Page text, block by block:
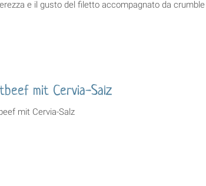
e il gusto del filetto accompagnato da
mit Cervia-Salz
mit Cervia-Salz